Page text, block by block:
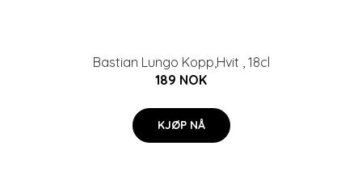
Bastian Lungo Kopp,Hvit , 18cl
189 NOK
KJØP NÅ